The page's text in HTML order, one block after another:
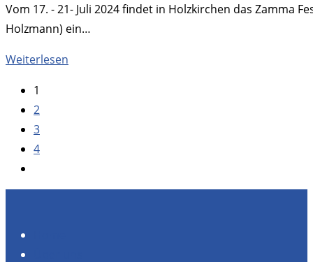
Vom 17. - 21- Juli 2024 findet in Holzkirchen das Zamma
Holzmann) ein…
Weiterlesen
1
2
3
4
nächsten